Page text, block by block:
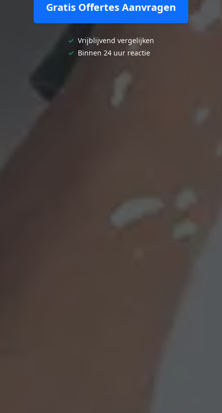
Gratis Offertes Aanvragen
✓ Vrijblijvend vergelijken
✓ Binnen 24 uur reactie